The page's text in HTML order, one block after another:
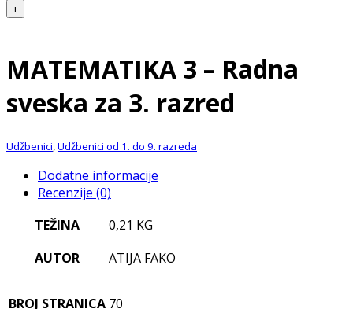
+
MATEMATIKA 3 – Radna
sveska za 3. razred
Udžbenici,Udžbenici od 1. do 9. razreda
Dodatne informacije
Recenzije (0)
TEŽINA
0,21 KG
AUTOR
ATIJA FAKO
BROJ STRANICA 70